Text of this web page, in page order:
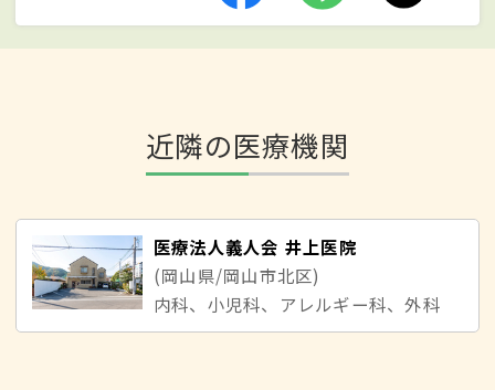
近隣の医療機関
医療法人義人会 井上医院
(岡山県/岡山市北区)
内科、小児科、アレルギー科、外科